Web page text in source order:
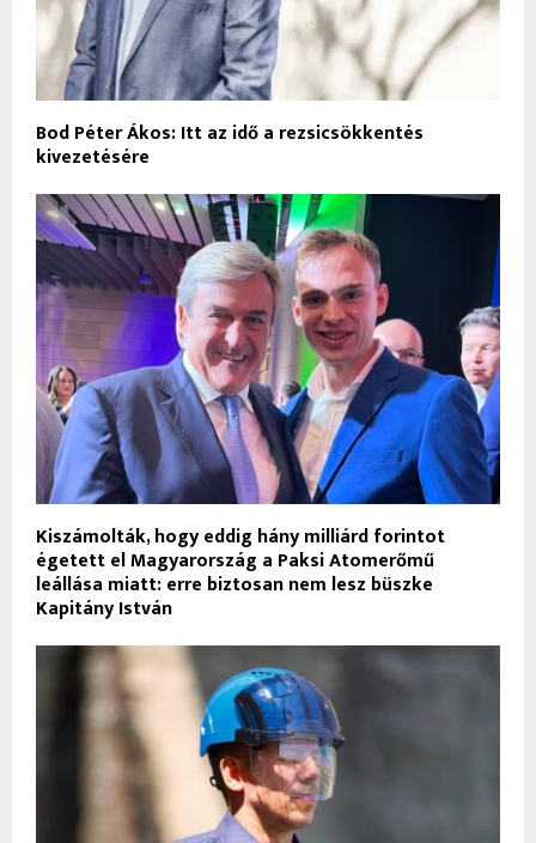
Bod Péter Ákos: Itt az idő a rezsicsökkentés
kivezetésére
Kiszámolták, hogy eddig hány milliárd forintot
égetett el Magyarország a Paksi Atomerőmű
leállása miatt: erre biztosan nem lesz büszke
Kapitány István